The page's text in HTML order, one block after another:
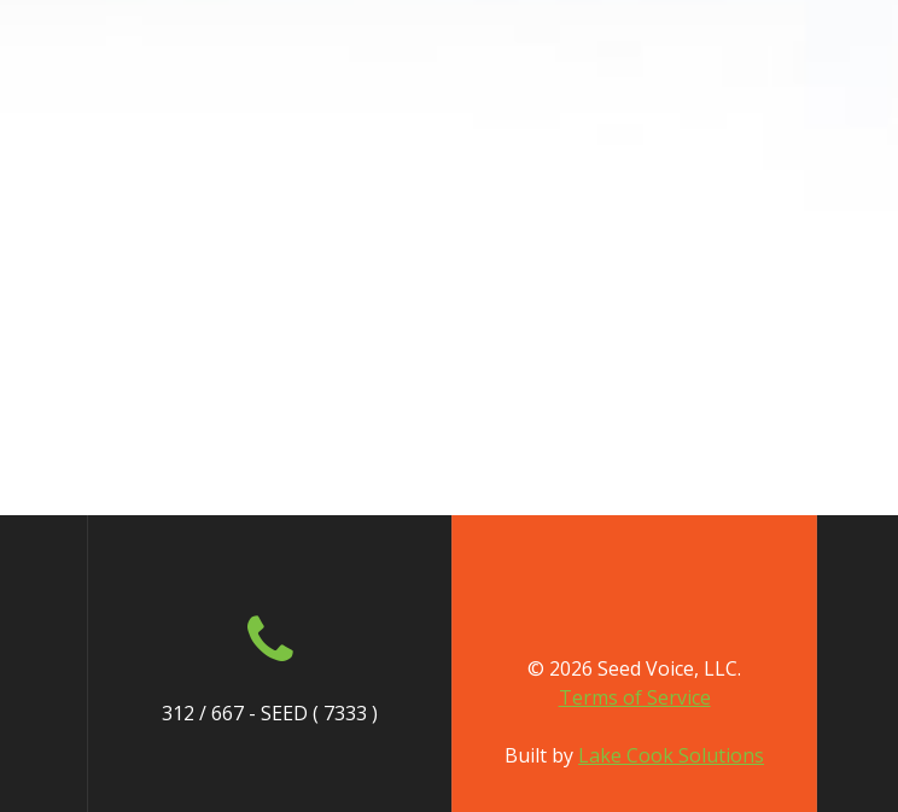
312 / 667 - SEED ( 7333 )
© 2026 Seed Voice, LLC.
Terms of Service
Built by Lake Cook Solutions